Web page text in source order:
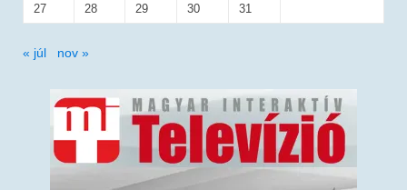
27 28 29 30 31
« júl nov »